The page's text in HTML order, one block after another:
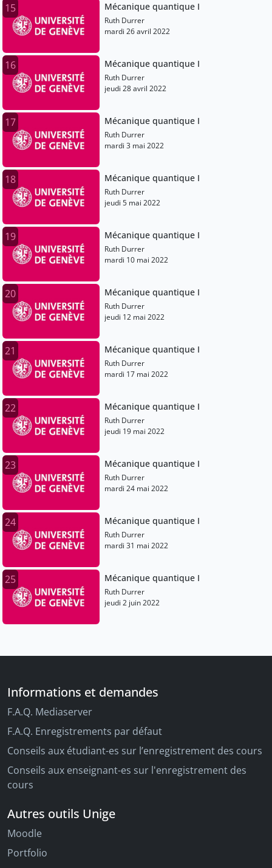
15 Mécanique quantique I
Ruth Durrer
mardi 26 avril 2022
16 Mécanique quantique I
Ruth Durrer
jeudi 28 avril 2022
17 Mécanique quantique I
Ruth Durrer
mardi 3 mai 2022
18 Mécanique quantique I
Ruth Durrer
jeudi 5 mai 2022
19 Mécanique quantique I
Ruth Durrer
mardi 10 mai 2022
20 Mécanique quantique I
Ruth Durrer
jeudi 12 mai 2022
21 Mécanique quantique I
Ruth Durrer
mardi 17 mai 2022
22 Mécanique quantique I
Ruth Durrer
jeudi 19 mai 2022
23 Mécanique quantique I
Ruth Durrer
mardi 24 mai 2022
24 Mécanique quantique I
Ruth Durrer
mardi 31 mai 2022
25 Mécanique quantique I
Ruth Durrer
jeudi 2 juin 2022
Informations et demandes
F.A.Q. Mediaserver
F.A.Q. Enregistrements par défaut
Conseils aux étudiant-es sur l’enregistrement des cours
Conseils aux enseignant-es sur l'enregistrement des
cours
Autres outils Unige
Moodle
Portfolio